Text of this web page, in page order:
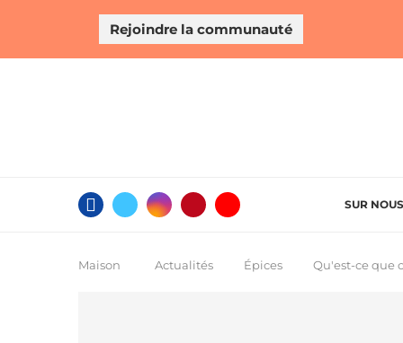
Rejoindre la communauté
SUR NOUS
Maison Actualités Épices Qu'est-ce que